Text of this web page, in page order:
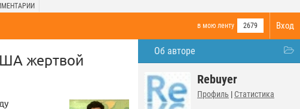
Вход
в мою ленту 2679
Об авторе
Rebuyer
Профиль | Статистика
жертвой